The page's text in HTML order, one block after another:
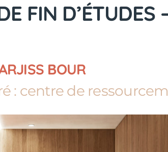
FIN D’ÉTUDES
BOUR
: centre de